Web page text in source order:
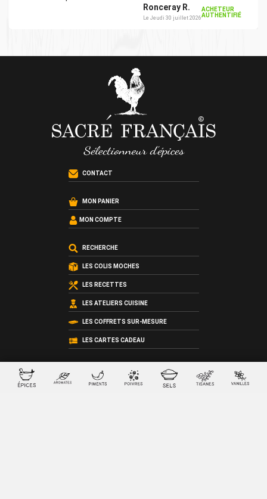
Ronceray R.
Le Jeudi 30 juillet 2026
ACHETEUR
AUTHENTIFIÉ
CONTACT
MON PANIER
MON COMPTE
RECHERCHE
LES COLIS MOCHES
LES RECETTES
LES ATELIERS CUISINE
LES COFFRETS SUR-MESURE
LES CARTES CADEAU